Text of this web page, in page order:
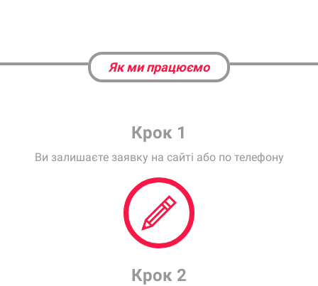
Крок 1
Ви залишаєте заявку на сайті або по телефону